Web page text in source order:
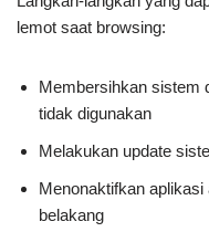
lemot saat browsing:
Membersihkan sistem
tidak digunakan
Melakukan update
Menonaktifkan
belakang